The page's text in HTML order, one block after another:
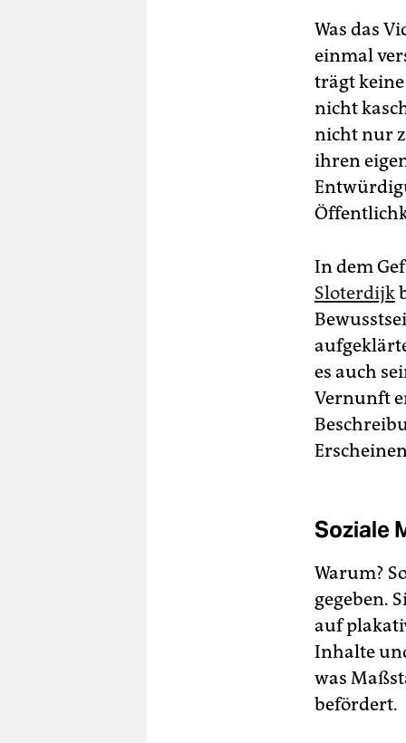
Was das
einmal
trägt
nicht
nicht nur
ihren
In dem
Sloterdijk
es auch
Vernunft
Soziale
Warum?
gegeben.
auf
Inhalte
was
befördert.